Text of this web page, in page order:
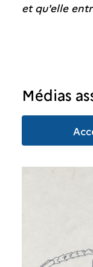
et qu'elle
Médias